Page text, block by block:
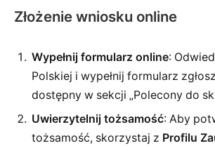
Złożenie wniosku online
Wypełnij formularz online:
Polskiej i wypełnij formularz
dostępny w sekcji „Polecony do
Uwierzytelnij tożsamość: Aby
tożsamość, skorzystaj z Profilu